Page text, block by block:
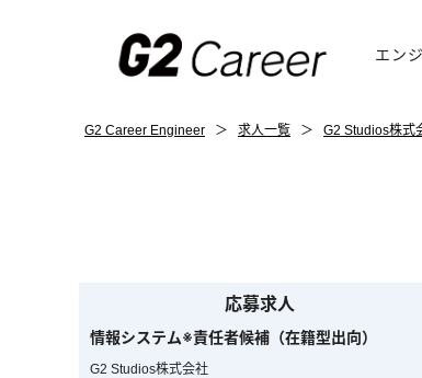
エン
G2 Career Engineer ＞ 求人一覧 ＞ G2 Studios株式
応募求人
情報システム※責任者候補（在籍型出向）
G2 Studios株式会社